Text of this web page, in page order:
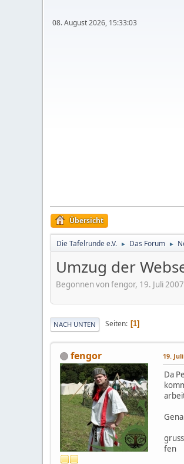
08. August 2026, 15:33:03
Übersicht
Die Tafelrunde e.V. ► Das Forum ►
Umzug der
Begonnen von fengor, 19. Juli
NACH UNTEN Seiten 1
fengor 19.
Da
gruss
fen